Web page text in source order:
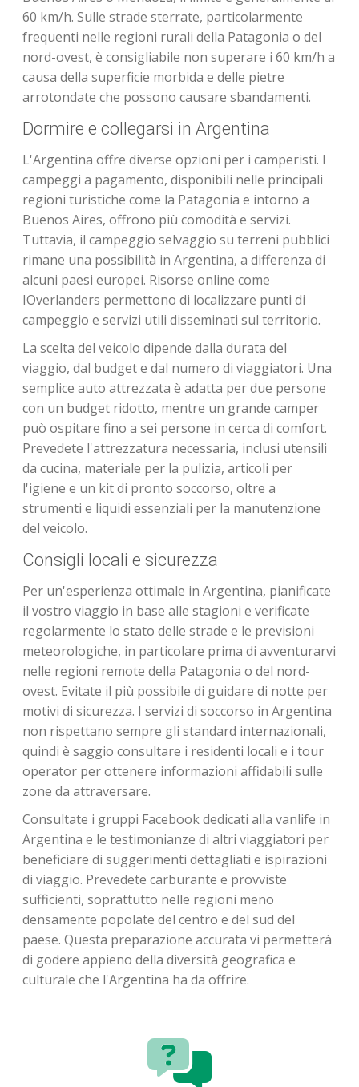
60 km/h. Sulle strade sterrate, particolarmente
frequenti nelle regioni rurali della Patagonia o del
nord-ovest, è consigliabile non superare i 60 km/h a
causa della superficie morbida e delle pietre
arrotondate che possono causare sbandamenti.
Dormire e collegarsi in Argentina
L'Argentina offre diverse opzioni per i camperisti. I
campeggi a pagamento, disponibili nelle principali
regioni turistiche come la Patagonia e intorno a
Buenos Aires, offrono più comodità e servizi.
Tuttavia, il campeggio selvaggio su terreni pubblici
rimane una possibilità in Argentina, a differenza di
alcuni paesi europei. Risorse online come
IOverlanders permettono di localizzare punti di
campeggio e servizi utili disseminati sul territorio.
La scelta del veicolo dipende dalla durata del
viaggio, dal budget e dal numero di viaggiatori. Una
semplice auto attrezzata è adatta per due persone
con un budget ridotto, mentre un grande camper
può ospitare fino a sei persone in cerca di comfort.
Prevedete l'attrezzatura necessaria, inclusi utensili
da cucina, materiale per la pulizia, articoli per
l'igiene e un kit di pronto soccorso, oltre a
strumenti e liquidi essenziali per la manutenzione
del veicolo.
Consigli locali e sicurezza
Per un'esperienza ottimale in Argentina, pianificate
il vostro viaggio in base alle stagioni e verificate
regolarmente lo stato delle strade e le previsioni
meteorologiche, in particolare prima di avventurarvi
nelle regioni remote della Patagonia o del nord-
ovest. Evitate il più possibile di guidare di notte per
motivi di sicurezza. I servizi di soccorso in Argentina
non rispettano sempre gli standard internazionali,
quindi è saggio consultare i residenti locali e i tour
operator per ottenere informazioni affidabili sulle
zone da attraversare.
Consultate i gruppi Facebook dedicati alla vanlife in
Argentina e le testimonianze di altri viaggiatori per
beneficiare di suggerimenti dettagliati e ispirazioni
di viaggio. Prevedete carburante e provviste
sufficienti, soprattutto nelle regioni meno
densamente popolate del centro e del sud del
paese. Questa preparazione accurata vi permetterà
di godere appieno della diversità geografica e
culturale che l'Argentina ha da offrire.